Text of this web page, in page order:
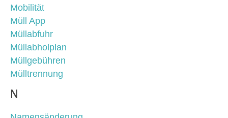
Mobilität
Müll App
Müllabfuhr
Müllabholplan
Müllgebühren
Mülltrennung
N